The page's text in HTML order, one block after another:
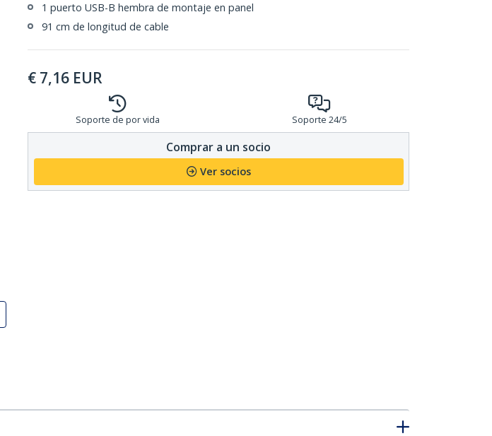
1 puerto USB-B hembra de montaje en panel
91 cm de longitud de cable
€ 7,16 EUR
Soporte de por vida Soporte 24/5
Comprar a un socio
Ver socios